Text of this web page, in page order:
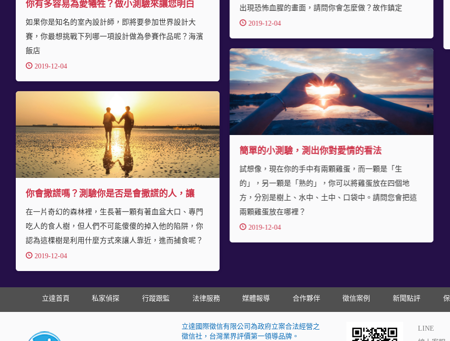
你有多容易為愛犧牲？做小測驗來讓您明白
如果你是知名的室內設計師，即將要參加世界設計大
賽，你最想挑戰下列哪一項設計做為參賽作品呢？海濱
飯店
2019-12-04
出現恐怖血腥的畫面，請問你會怎麼做？故作鎮定
2019-12-04
你會撒謊嗎？測驗你是否是會撒謊的人，讓
在一片奇幻的森林裡，生長著一顆有著血盆大口、專門
吃人的食人樹，但人們不可能傻傻的掉入他的陷阱，你
認為這棵樹是利用什麼方式來讓人靠近，進而捕食呢？
2019-12-04
簡單的小測驗，測出你對愛情的看法
試想像，現在你的手中有兩顆雞蛋，而一顆是「生
的」，另一顆是「熟的」，你可以將雞蛋放在四個地
方，分別是樹上、水中、土中、口袋中。請問您會把這
兩顆雞蛋放在哪裡？
2019-12-04
立達首頁 私家偵探 行蹤跟監 法律服務 媒體報導 合作夥伴 徵信案例 新聞點評
立達國際徵信有限公司為政府立案合法經營之
徵信社，台灣業界評價第一領導品牌。
LINE